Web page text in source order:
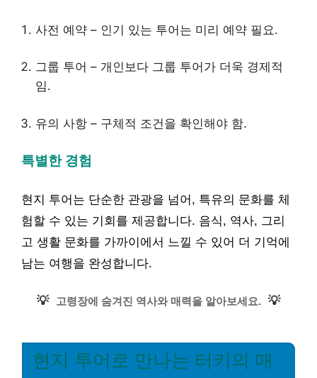
사전 예약 – 인기 있는 투어는 미리 예약 필요.
그룹 투어 – 개인보다 그룹 투어가 더욱 경제적
임.
유의 사항 – 구체적 조건을 확인해야 함.
특별한 경험
현지 투어는 단순한 관광을 넘어, 특유의 문화를 체
험할 수 있는 기회를 제공합니다. 음식, 역사, 그리
고 생활 문화를 가까이에서 느낄 수 있어 더 기억에
남는 여행을 완성합니다.
💡 고령장에 숨겨진 역사와 매력을 알아보세요. 💡
현지 투어로 만나는 터키의 매